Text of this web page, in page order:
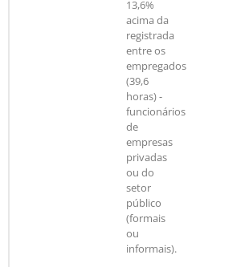
13,6%
acima da
registrada
entre os
empregados
(39,6
horas) -
funcionários
de
empresas
privadas
ou do
setor
público
(formais
ou
informais).